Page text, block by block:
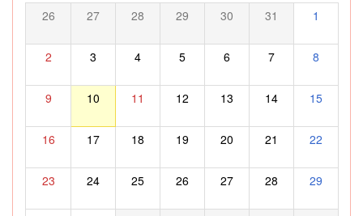
26 27 28 29 30 31 1
2 3 4 5 6 7 8
9 10 11 12 13 14 15
16 17 18 19 20 21 22
23 24 25 26 27 28 29